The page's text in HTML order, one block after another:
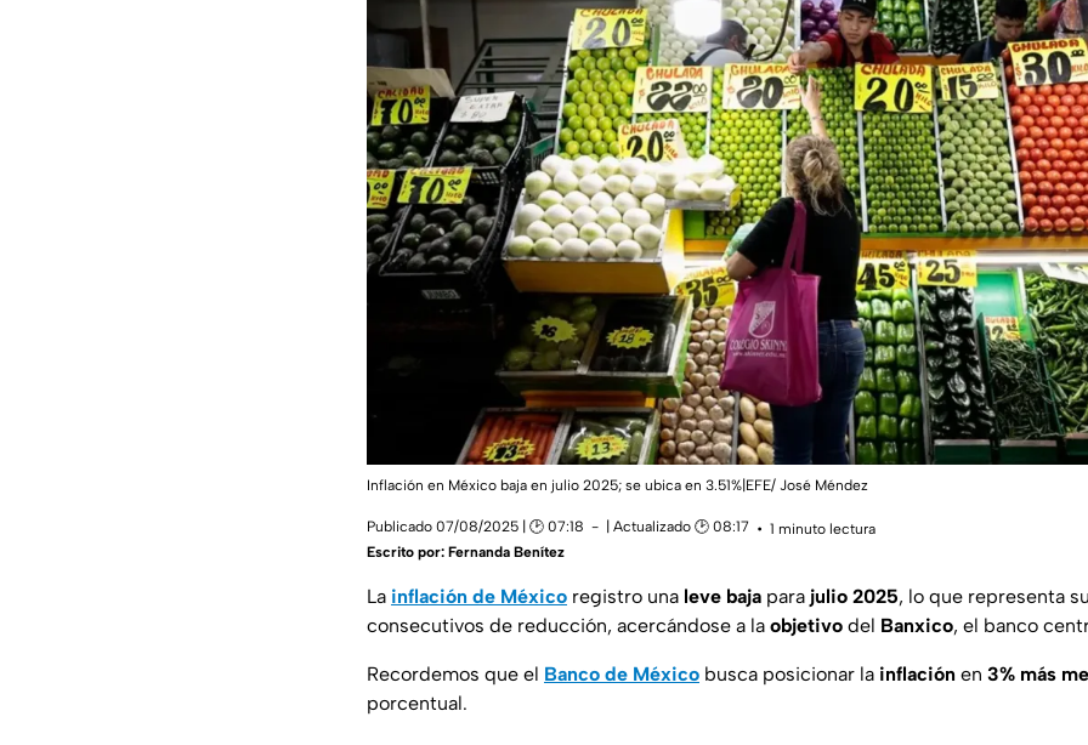
Inflación en México baja en julio 2025; se ubica en 3.51%|EFE/ José Méndez
Publicado 07/08/2025 | 🕑 07:18 | Actualizado 🕑 08:17
1 minuto lectura
Escrito por: Fernanda Benítez
La inflación de México registro una leve baja para julio 2025, lo que representa
consecutivos de reducción, acercándose a la objetivo del Banxico, el banco
Recordemos que el Banco de México busca posicionar la inflación en 3% más
porcentual.